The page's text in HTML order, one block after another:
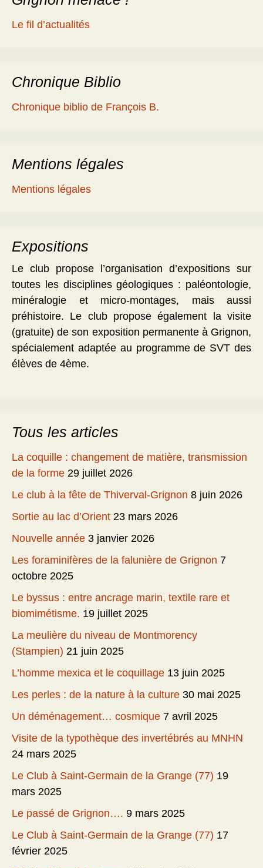
Le fil d’actualités
Chronique Biblio
Chronique biblio de François B.
Mentions légales
Mentions légales
Expositions
Le club propose l’organisation d’expositions sur
toutes les disciplines géologiques : paléontologie,
minéralogie et micro-montages, mais aussi
préhistoire. Le club propose également la visite
(gratuite) de son exposition permanente à Grignon,
spécialement adaptée au programme de SVT des
élèves de 4ème.
Tous les articles
La coquille : changement de matière, transmission
de la forme 29 juillet 2026
Le club à la fête de Thiverval-Grignon 8 juin 2026
Sortie au lac d’Orient 23 mars 2026
Nouvelle année 3 janvier 2026
Les foraminifères de la falunière de Grignon 7
octobre 2025
Le byssus : entre ancrage marin, textile rare et
biomimétisme. 19 juillet 2025
La meulière du niveau de Montmorency
(Stampien) 21 juin 2025
L’homme mexica et le coquillage 13 juin 2025
Les perles : de la nature à la culture 30 mai 2025
Un déménagement… cosmique 7 avril 2025
Visite de la typothèque des invertébrés au MNHN
24 mars 2025
Le Club à Saint-Germain de la Grange (77) 19
mars 2025
Le passé de Grignon…. 9 mars 2025
Le Club à Saint-Germain de la Grange (77) 17
février 2025